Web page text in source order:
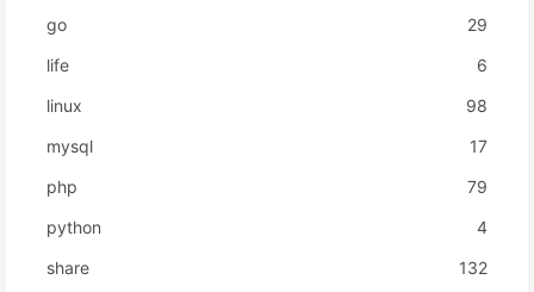
go
29
life
6
linux
98
mysql
17
php
79
python
4
share
132